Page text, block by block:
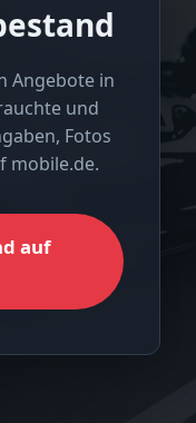
Angebote in
und
Fotos
mobile.de.
auf